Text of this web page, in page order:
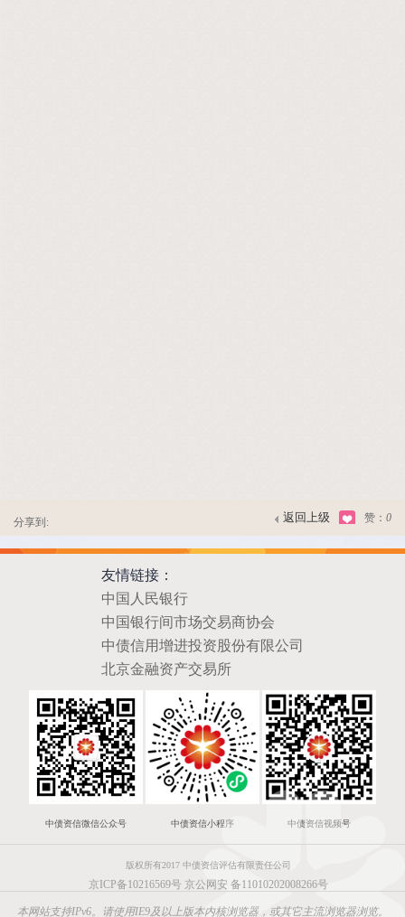
分享到: 返回上级 赞： 0
友情链接：
中国人民银行
中国银行间市场交易商协会
中债信用增进投资股份有限公司
北京金融资产交易所
中债资信微信公众号 中债资信小程序 中债资信视频号
版权所有2017 中债资信评估有限责任公司
京ICP备10216569号 京公网安 备11010202008266号
本网站支持IPv6。请使用IE9及以上版本内核浏览器，或其它主流浏览器浏览。